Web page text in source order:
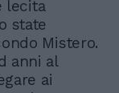
lecita
state
Mistero.
anni al
ai